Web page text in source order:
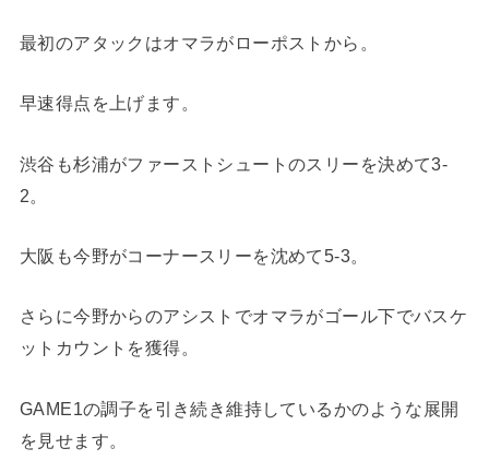
最初のアタックはオマラがローポストから。
早速得点を上げます。
渋谷も杉浦がファーストシュートのスリーを決めて3-
2。
大阪も今野がコーナースリーを沈めて5-3。
さらに今野からのアシストでオマラがゴール下でバスケ
ットカウントを獲得。
GAME1の調子を引き続き維持しているかのような展開
を見せます。